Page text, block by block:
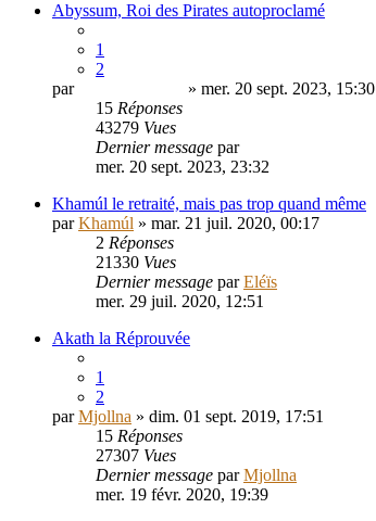
Abyssum, Roi des Pirates autoproclamé
1
2
par
» mer. 20 sept. 2023, 15:30
15 Réponses
43279 Vues
Dernier message par
mer. 20 sept. 2023, 23:32
Khamúl le retraité, mais pas trop quand même
parKhamúl » mar. 21 juil. 2020, 00:17
2 Réponses
21330 Vues
Dernier message parEléïs
mer. 29 juil. 2020, 12:51
Akath la Réprouvée
1
2
parMjollna » dim. 01 sept. 2019, 17:51
15 Réponses
27307 Vues
Dernier message parMjollna
mer. 19 févr. 2020, 19:39